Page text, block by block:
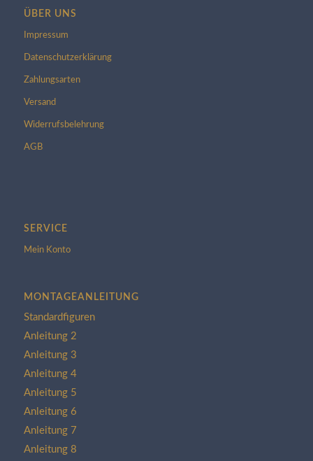
ÜBER UNS
Impressum
Datenschutzerklärung
Zahlungsarten
Versand
Widerrufsbelehrung
AGB
SERVICE
Mein Konto
MONTAGEANLEITUNG
Standardfiguren
Anleitung 2
Anleitung 3
Anleitung 4
Anleitung 5
Anleitung 6
Anleitung 7
Anleitung 8